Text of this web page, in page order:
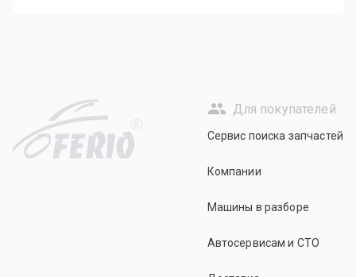
R
Для покупателей
Сервис поиска запчастей
Компании
Машины в разборе
Автосервисам и СТО